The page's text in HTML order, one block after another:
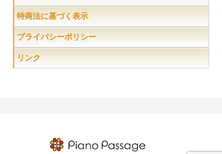
特商法に基づく表示
プライバシーポリシー
リンク